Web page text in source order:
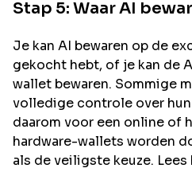
Stap 5: WaarAI
Je kan AI bewaren op de
gekocht hebt, of je kan de
wallet bewaren. Sommige
volledige controle over
daarom voor een online of
hardware-wallets worden
als de veiligste keuze. Lees